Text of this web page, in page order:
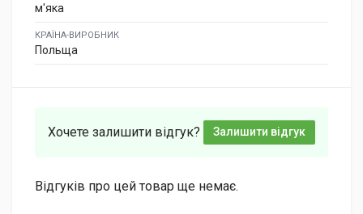
м'яка
КРАЇНА-ВИРОБНИК
Польща
Хочете залишити відгук? Залишити відгук
Відгуків про цей товар ще немає.